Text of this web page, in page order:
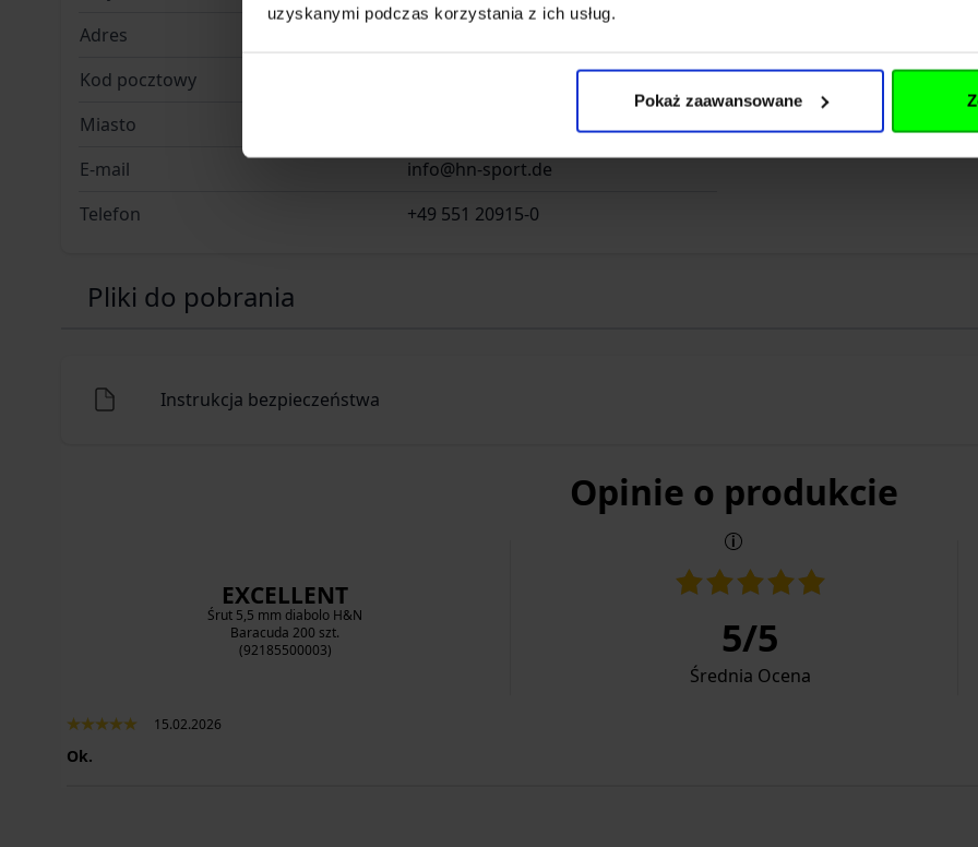
uzyskanymi podczas korzystania z ich usług.
Pokaż zaawansowane
Adres
Kod pocztowy
Miasto
E-mail
info@hn-sport.de
Telefon
+49 551 20915-0
Pliki do pobrania
Instrukcja bezpieczeństwa
Opinie o produkcie
EXCELLENT
Śrut 5,5 mm diabolo H&N
Baracuda 200 szt.
(92185500003)
5/5
Średnia Ocena
15.02.2026
Ok.